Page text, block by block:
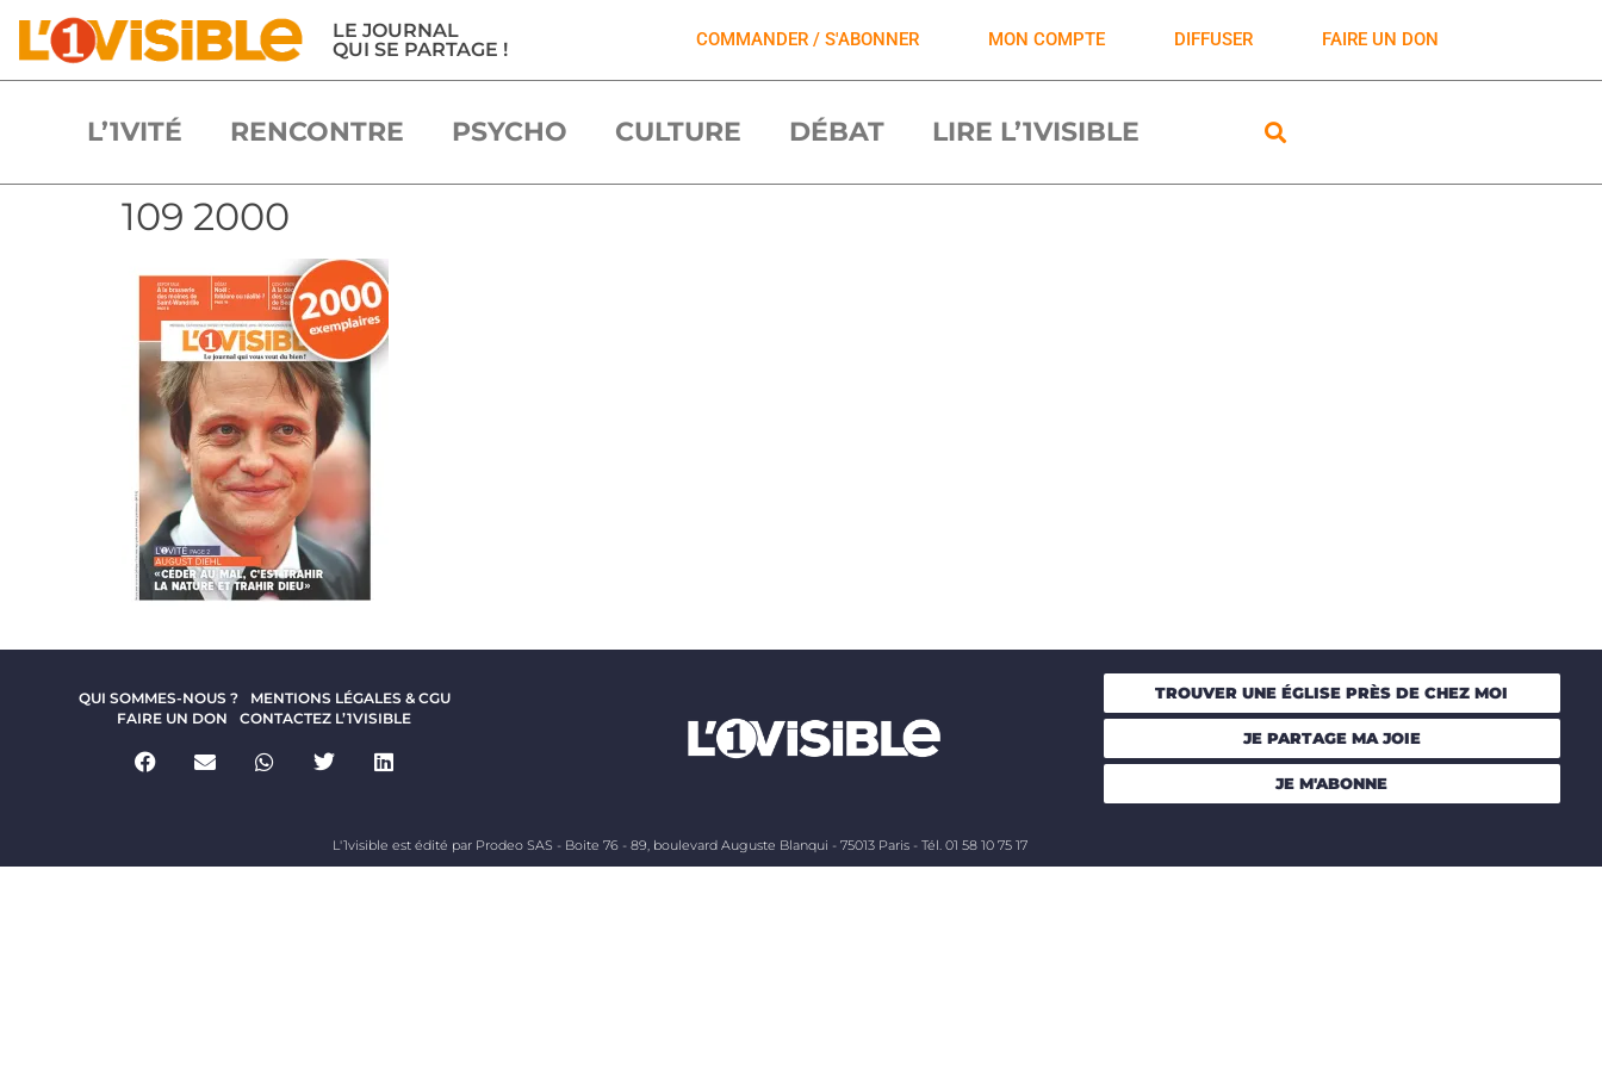
LE JOURNAL
QUI SE PARTAGE !
COMMANDER / S'ABONNER MON COMPTE DIFFUSER FAIRE UN DON
L’1VITÉ RENCONTRE PSYCHO CULTURE DÉBAT LIRE L’1VISIBLE
109 2000
QUI SOMMES-NOUS ?
MENTIONS LÉGALES & CGU
FAIRE UN DON
CONTACTEZ L’1VISIBLE
TROUVER UNE ÉGLISE PRÈS DE CHEZ MOI
JE PARTAGE MA JOIE
JE M'ABONNE
L'1visible est édité par Prodeo SAS - Boite 76 - 89, boulevard Auguste Blanqui - 75013 Paris - Tél. 01 58 10 75 17